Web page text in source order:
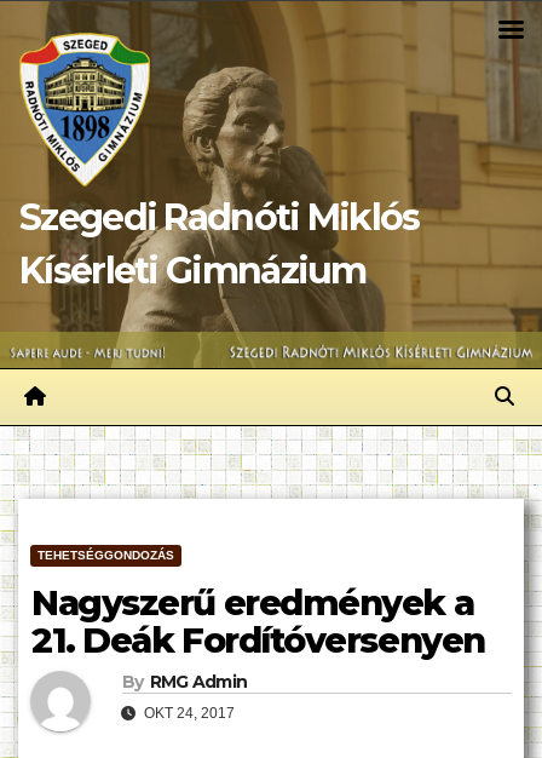
content
Szegedi Radnóti Miklós
Kísérleti Gimnázium
TEHETSÉGGONDOZÁS
Nagyszerű eredmények a
21. Deák Fordítóversenyen
By RMG Admin
OKT 24, 2017